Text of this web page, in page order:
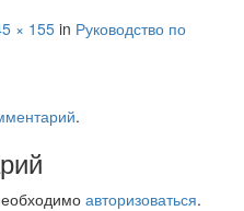
× 155 in Руководство по
.
авторизоваться.